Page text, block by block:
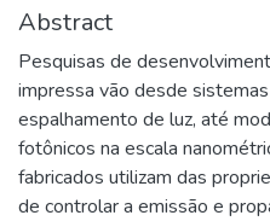
Abstract
Pesquisas de
impressa vão desde
espalhamento de luz, até
fotônicos na escala
fabricados utilizam das
de controlar a emissão e